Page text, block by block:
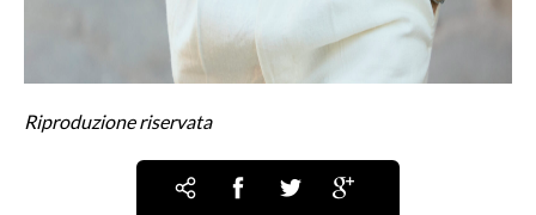
Riproduzione riservata